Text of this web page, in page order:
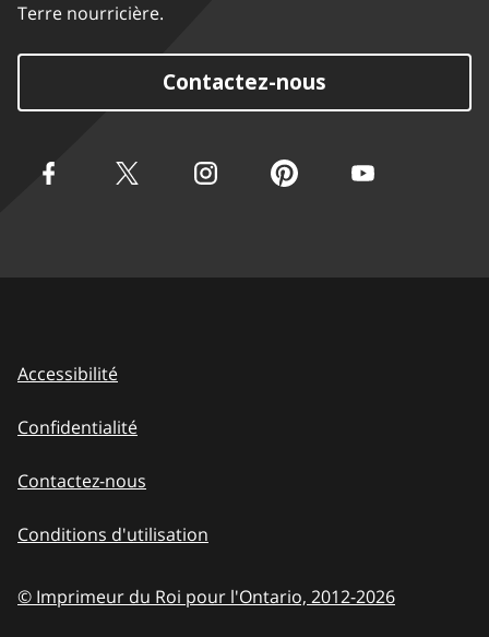
Terre nourricière.
Contactez-nous
Accessibilité
Confidentialité
Contactez-nous
Conditions d'utilisation
© Imprimeur du Roi pour l'Ontario, 2012-2026